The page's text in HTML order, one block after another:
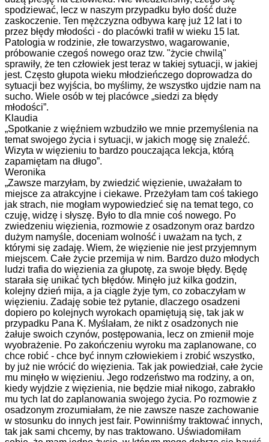
spodziewać, lecz w naszym przypadku było dość duże
zaskoczenie. Ten mężczyzna odbywa karę już 12 lat i to
przez błędy młodości - do placówki trafił w wieku 15 lat.
Patologia w rodzinie, złe towarzystwo, wagarowanie,
próbowanie czegoś nowego oraz tzw. "życie chwilą"
sprawiły, że ten człowiek jest teraz w takiej sytuacji, w jakiej
jest. Często głupota wieku młodzieńczego doprowadza do
sytuacji bez wyjścia, bo myślimy, że wszystko ujdzie nam na
sucho. Wiele osób w tej placówce „siedzi za błędy
młodości”.
Klaudia
„Spotkanie z więźniem wzbudziło we mnie przemyślenia na
temat swojego życia i sytuacji, w jakich mogę się znaleźć.
Wizyta w więzieniu to bardzo pouczająca lekcja, którą
zapamiętam na długo”.
Weronika
„Zawsze marzyłam, by zwiedzić więzienie, uważałam to
miejsce za atrakcyjne i ciekawe. Przeżyłam tam coś takiego
jak strach, nie mogłam wypowiedzieć się na temat tego, co
czuję, widzę i słyszę. Było to dla mnie coś nowego. Po
zwiedzeniu więzienia, rozmowie z osadzonym oraz bardzo
dużym namyśle, doceniam wolność i uważam na tych, z
którymi się zadaję. Wiem, że więzienie nie jest przyjemnym
miejscem. Całe życie przemija w nim. Bardzo dużo młodych
ludzi trafia do więzienia za głupotę, za swoje błędy. Będę
starała się unikać tych błędów. Minęło już kilka godzin,
kolejny dzień mija, a ja ciągle żyje tym, co zobaczyłam w
więzieniu. Zadaję sobie też pytanie, dlaczego osadzeni
dopiero po kolejnych wyrokach opamiętują się, tak jak w
przypadku Pana K. Myślałam, że nikt z osadzonych nie
żałuje swoich czynów, postępowania, lecz on zmienił moje
wyobrażenie. Po zakończeniu wyroku ma zaplanowane, co
chce robić - chce być innym człowiekiem i zrobić wszystko,
by już nie wrócić do więzienia. Tak jak powiedział, całe życie
mu minęło w więzieniu. Jego rodzeństwo ma rodziny, a on,
kiedy wyjdzie z więzienia, nie będzie miał nikogo, zabrakło
mu tych lat do zaplanowania swojego życia. Po rozmowie z
osadzonym zrozumiałam, że nie zawsze nasze zachowanie
w stosunku do innych jest fair. Powinniśmy traktować innych,
tak jak sami chcemy, by nas traktowano. Uświadomiłam